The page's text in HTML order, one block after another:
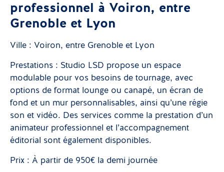
professionnel à Voiron, entre
Grenoble et Lyon
Ville : Voiron, entre Grenoble et Lyon
Prestations : Studio LSD propose un espace
modulable pour vos besoins de tournage, avec
options de format lounge ou canapé, un écran de
fond et un mur personnalisables, ainsi qu’une régie
son et vidéo. Des services comme la prestation d’un
animateur professionnel et l’accompagnement
éditorial sont également disponibles.
Prix : À partir de 950€ la demi journée